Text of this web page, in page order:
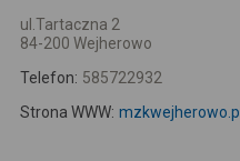
ul.Tartaczna 2
84-200 Wejherowo
Telefon: 585722932
Strona WWW: mzkwejherowo.pl